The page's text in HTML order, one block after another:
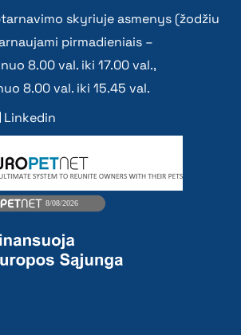
skyriuje asmenys (žodžiu
pirmadieniais –
8.00 val. iki 17.00 val.,
8.00 val. iki 15.45 val.
Linkedin